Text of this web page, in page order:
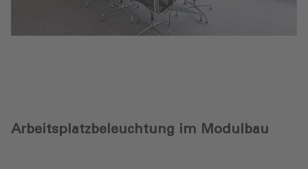
Arbeitsplatzbeleuchtung im Modulbau